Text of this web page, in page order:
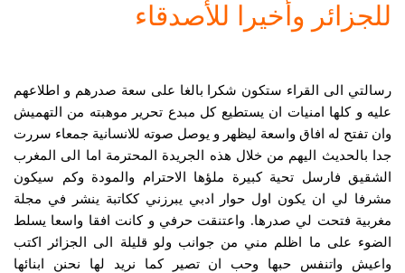
للجزائر وأخيرا للأصدقاء
رسالتي الى القراء ستكون شكرا بالغا على سعة صدرهم و اطلاعهم
عليه و كلها امنيات ان يستطيع كل مبدع تحرير موهبته من التهميش
وان تفتح له افاق واسعة ليظهر و يوصل صوته للانسانية جمعاء سررت
جدا بالحديث اليهم من خلال هذه الجريدة المحترمة اما الى المغرب
الشقيق فارسل تحية كبيرة ملؤها الاحترام والمودة وكم سيكون
مشرفا لي ان يكون اول حوار ادبي يبرزني ككاتبة ينشر في مجلة
مغربية فتحت لي صدرها. واعتنقت حرفي و كانت افقا واسعا يسلط
الضوء على ما اظلم مني من جوانب ولو قليلة الى الجزائر اكتب
واعيش واتنفس حبها وحب ان تصير كما نريد لها نحنن ابنائها